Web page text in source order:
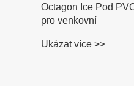
Venkovní studená
červeného cedru s
Ukázat více >>